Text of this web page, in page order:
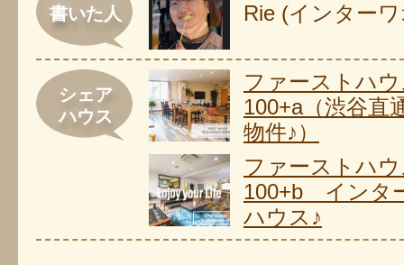
書いた人 Rie (インター
シェア
ハウス
ファーストハ
100+a（渋谷直
物件♪）
ファーストハ
100+b インタ
ハウス♪